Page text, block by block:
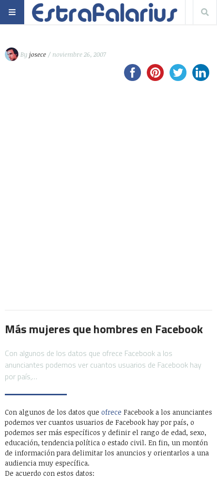
By josece / noviembre 26, 2007
Más mujeres que hombres en Facebook
Con algunos de los datos que ofrece Facebook a los
anunciantes podemos ver cuantos usuarios de Facebook hay
por país,…
Con algunos de los datos que ofrece Facebook a los anunciantes
podemos ver cuantos usuarios de Facebook hay por país, o
podemos ser más específicos y definir el rango de edad, sexo,
educación, tendencia política o estado civil. En fin, un montón
de información para delimitar los anuncios y orientarlos a una
audiencia muy específica.
De acuerdo con estos datos: